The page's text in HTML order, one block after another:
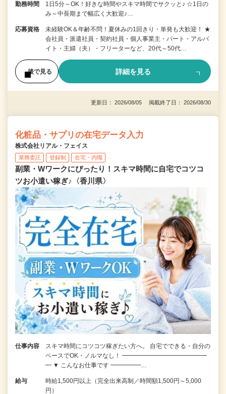
勤務時間
1日5分～OK！好きな時間やスキマ時間でサクッと♪ ☆1日の
み～中長期まで幅広く大歓迎♪…
応募資格
未経験OK＆年齢不問！夏休みの1回きり・単発も大歓迎！ ★
会社員・派遣社員・契約社員・個人事業主・パート・アルバ
イト・主婦（夫）・フリーターなど、20代～50代…
後で見る 詳細を見る
更新日： 2026/08/05 掲載終了日： 2026/08/30
化粧品・サプリの在宅データ入力
株式会社リアル・フェイス
業務委託 登録制 在宅・内職
副業・Wワークにぴったり！スキマ時間に自宅でコツコ
ツお小遣い稼ぎ♪〈香川県〉
仕事内容
スキマ時間にコツコツ稼ぎたい方へ。 自宅でできる・自分の
ペースでOK・ノルマなし！ ━━━━━━━━━━━━━━
━ ▼ こんなお仕事です ━━━━━…
給与
時給1,500円以上（完全出来高制／時間額1,500円～5,000
円）